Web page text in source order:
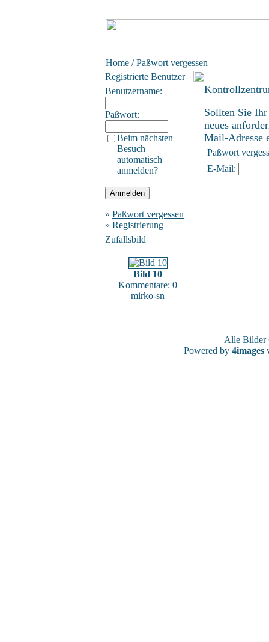
Home / Paßwort vergessen
Registrierte Benutzer
Benutzername:
Paßwort:
Beim nächsten
Besuch
automatisch
anmelden?
» Paßwort vergessen
» Registrierung
Zufallsbild
Bild 10
Kommentare: 0
mirko-sn
Sollten Sie
neues
Mail-Adresse
Paßwort
E-Mail:
Alle
Powered by 4images